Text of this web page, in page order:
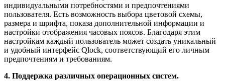
индивидуальными потребностями и предпочтениями
пользователя. Есть возможность выбора цветовой схемы,
размера и шрифта, показа дополнительной информации и
настройки отображения часовых поясов. Благодаря этим
настройкам каждый пользователь может создать уникальный
и удобный интерфейс Qlock, соответствующий его личным
предпочтениям и требованиям.
4. Поддержка различных операционных систем.